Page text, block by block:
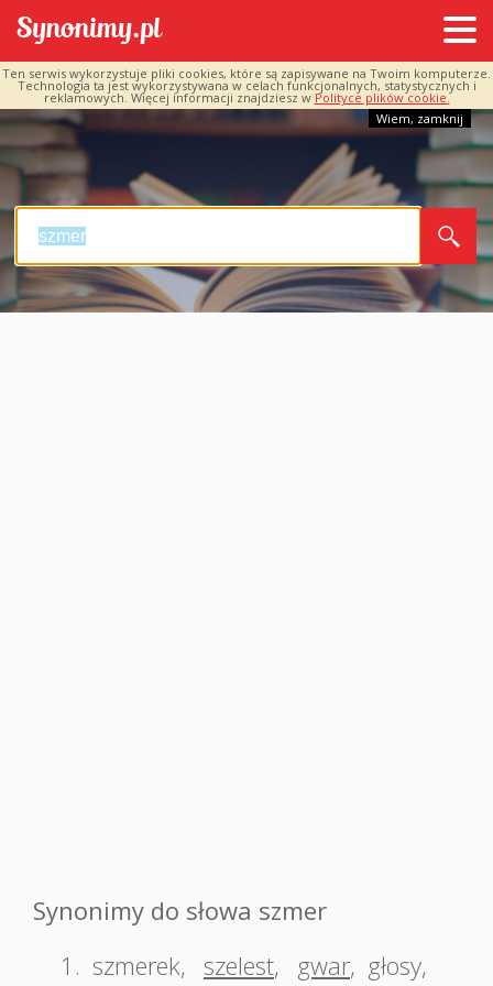
Ten serwis wykorzystuje pliki cookies, które są zapisywane na Twoim komputerze.
Technologia ta jest wykorzystywana w celach funkcjonalnych, statystycznych i
reklamowych. Więcej informacji znajdziesz w Polityce plików cookie.
Wiem, zamknij
Synonimy do słowa szmer
1. szmerek, szelest, gwar, głosy,